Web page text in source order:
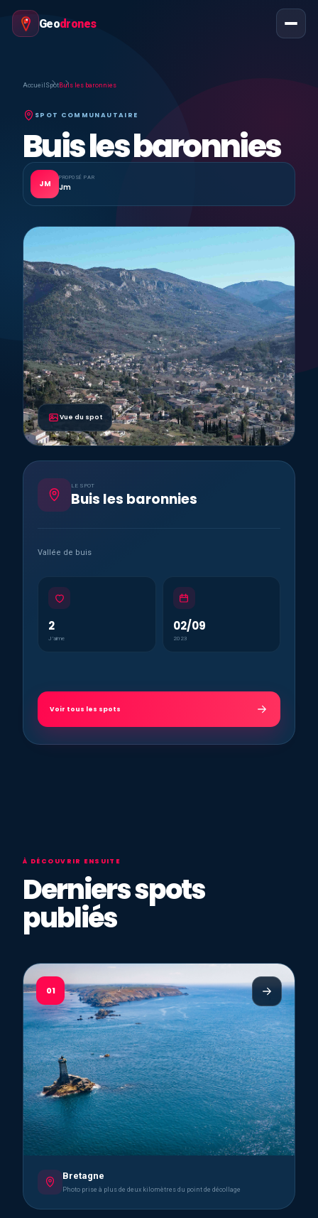
Geodrones
Accueil SpotBuis les baronnies
SPOT COMMUNAUTAIRE
Buis les baronnies
JM
PROPOSÉ PAR
Jm
Vue du spot
LE SPOT
Buis les baronnies
Vallée de buis
2
J’aime
02/09
2023
Voir tous les spots
À DÉCOUVRIR ENSUITE
Derniers spots
publiés
01
Bretagne
Photo prise à plus de deux kilomètres du point de décollage